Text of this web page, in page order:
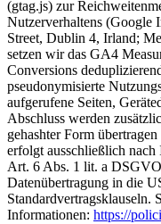
(gtag.js) zur
Nutzerverhaltens (Google
Street, Dublin 4, Irland;
setzen wir das GA4
Conversions
pseudonymisierte
aufgerufene Seiten,
Abschluss werden
gehashter Form
erfolgt ausschließlich
Art. 6 Abs. 1 lit. a
Datenübertragung in die
Standardvertragsklauseln.
Informationen: https://